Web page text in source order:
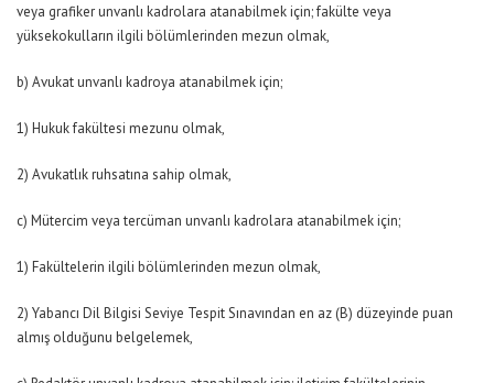
veya grafiker unvanlı kadrolara atanabilmek için; fakülte veya
yüksekokulların ilgili bölümlerinden mezun olmak,
b) Avukat unvanlı kadroya atanabilmek için;
1) Hukuk fakültesi mezunu olmak,
2) Avukatlık ruhsatına sahip olmak,
c) Mütercim veya tercüman unvanlı kadrolara atanabilmek için;
1) Fakültelerin ilgili bölümlerinden mezun olmak,
2) Yabancı Dil Bilgisi Seviye Tespit Sınavından en az (B) düzeyinde puan
almış olduğunu belgelemek,